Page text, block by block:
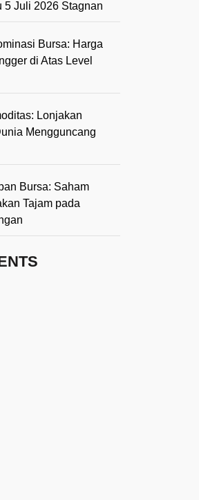
5 Juli 2026 Stagnan
Bursa: Harga
di Atas Level
Lonjakan
Mengguncang
Bursa: Saham
Tajam pada